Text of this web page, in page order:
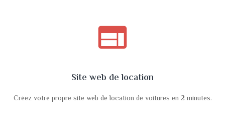
web
Site web de location
Créez votre propre site web de location de voitures en 2 minutes.